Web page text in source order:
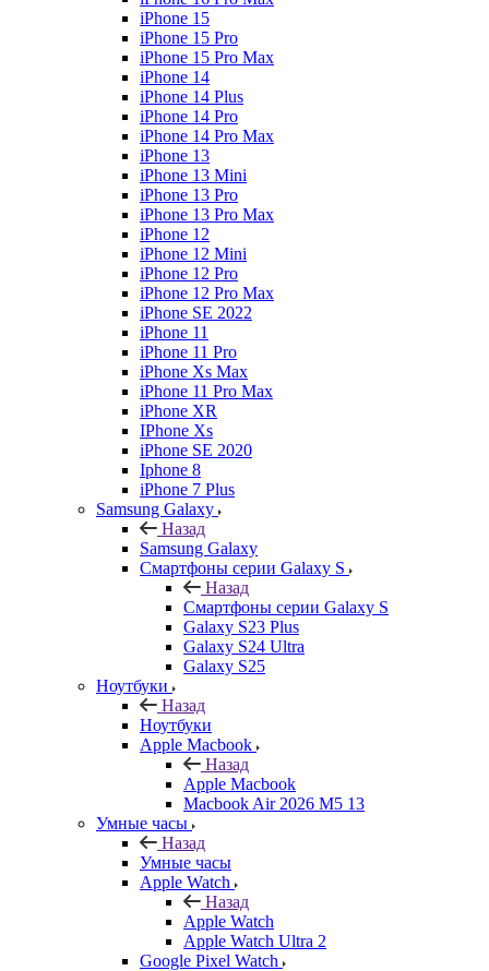
iPhone 15
iPhone 15 Pro
iPhone 15 Pro Max
iPhone 14
iPhone 14 Plus
iPhone 14 Pro
iPhone 14 Pro Max
iPhone 13
iPhone 13 Mini
iPhone 13 Pro
iPhone 13 Pro Max
iPhone 12
iPhone 12 Mini
iPhone 12 Pro
iPhone 12 Pro Max
iPhone SE 2022
iPhone 11
iPhone 11 Pro
iPhone Xs Max
iPhone 11 Pro Max
iPhone XR
IPhone Xs
iPhone SE 2020
Iphone 8
iPhone 7 Plus
Samsung Galaxy
Назад
Samsung Galaxy
Смартфоны серии Galaxy S
Назад
Смартфоны серии Galaxy S
Galaxy S23 Plus
Galaxy S24 Ultra
Galaxy S25
Ноутбуки
Назад
Ноутбуки
Apple Macbook
Назад
Apple Macbook
Macbook Air 2026 M5 13
Умные часы
Назад
Умные часы
Apple Watch
Назад
Apple Watch
Apple Watch Ultra 2
Google Pixel Watch